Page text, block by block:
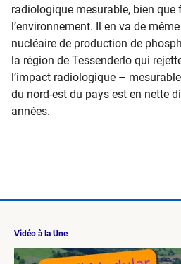
radiologique mesurable, bien que
l’environnement. Il en va de
nucléaire de production de
la région de Tessenderlo qui
l’impact radiologique –
du nord-est du pays est en nette
années.
Vidéo à la Une